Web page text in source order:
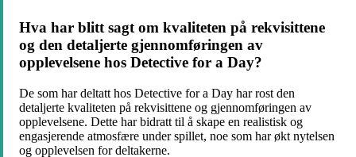
Hva har blitt sagt om kvaliteten på rekvisittene
og den detaljerte gjennomføringen av
opplevelsene hos Detective for a Day?
De som har deltatt hos Detective for a Day har rost den
detaljerte kvaliteten på rekvisittene og gjennomføringen av
opplevelsene. Dette har bidratt til å skape en realistisk og
engasjerende atmosfære under spillet, noe som har økt nytelsen
og opplevelsen for deltakerne.